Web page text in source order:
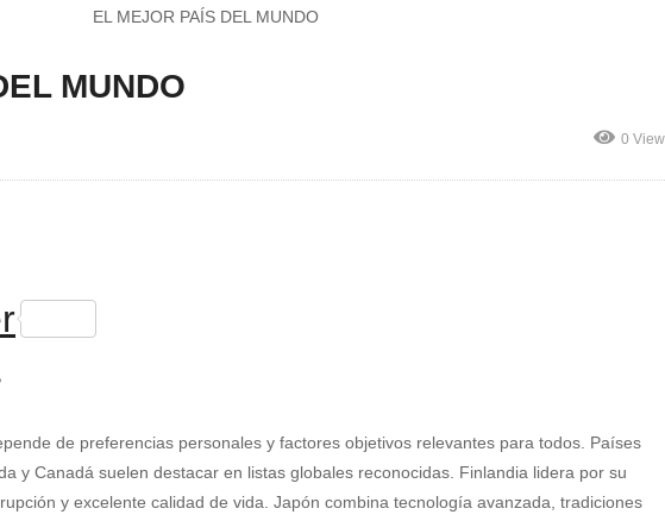
MUNDO
0
de preferencias personales y factores objetivos relevantes para todos. Países
y Canadá suelen destacar en listas globales reconocidas. Finlandia lidera por su
y excelente calidad de vida. Japón combina tecnología avanzada, tradiciones